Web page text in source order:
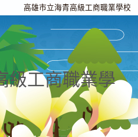
高雄市立海青高級工商職業學校
級工商職業學